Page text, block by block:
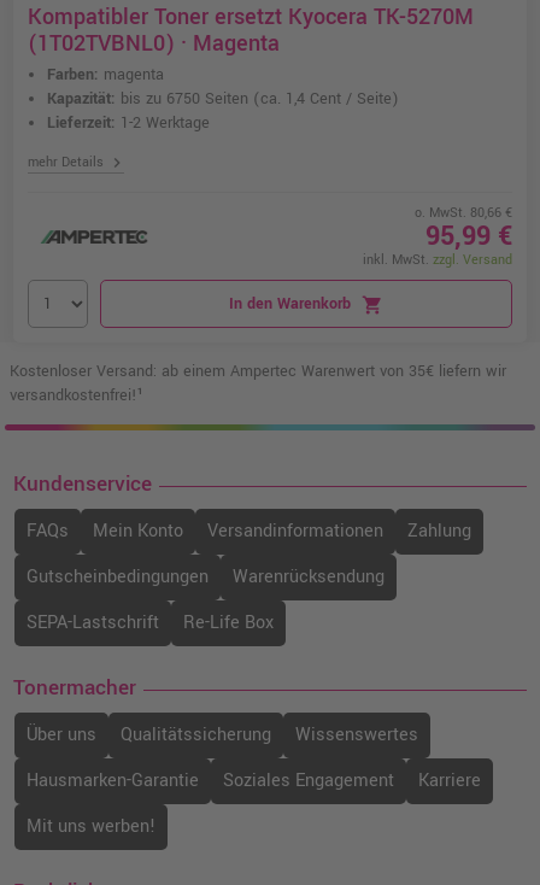
Kompatibler Toner ersetzt Kyocera TK-5270M
(1T02TVBNL0) · Magenta
Farben: magenta
Kapazität: bis zu 6750 Seiten (ca. 1,4 Cent / Seite)
Lieferzeit: 1-2 Werktage
mehr Details chevron_right
o. MwSt. 80,66 €
95,99 €
inkl. MwSt. zzgl. Versand
In den Warenkorb shopping_cart
Kostenloser Versand: ab einem Ampertec Warenwert von 35€ liefern wir
versandkostenfrei!¹
Kundenservice
FAQs Mein Konto Versandinformationen
Zahlung
Gutscheinbedingungen
Warenrücksendung
SEPA-Lastschrift
Re-Life Box
Tonermacher
Über uns Qualitätssicherung
Wissenswertes
Hausmarken-Garantie
Soziales Engagement
Karriere
Mit uns werben!